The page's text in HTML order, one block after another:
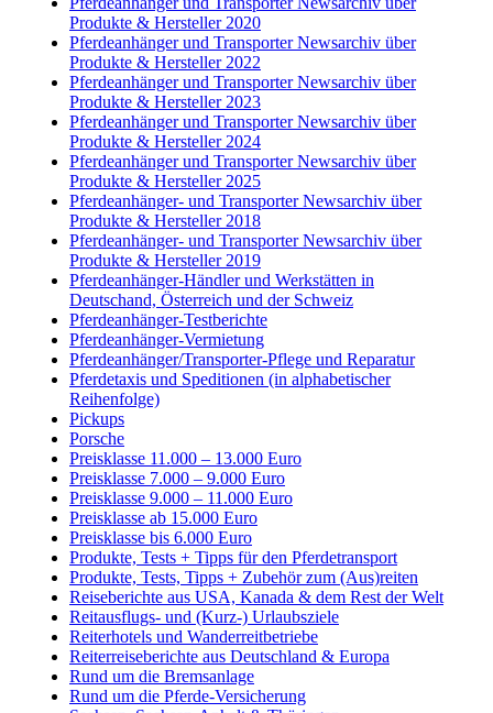
Produkte & Hersteller 2020
Pferdeanhänger und Transporter Newsarchiv über
Produkte & Hersteller 2022
Pferdeanhänger und Transporter Newsarchiv über
Produkte & Hersteller 2023
Pferdeanhänger und Transporter Newsarchiv über
Produkte & Hersteller 2024
Pferdeanhänger und Transporter Newsarchiv über
Produkte & Hersteller 2025
Pferdeanhänger- und Transporter Newsarchiv über
Produkte & Hersteller 2018
Pferdeanhänger- und Transporter Newsarchiv über
Produkte & Hersteller 2019
Pferdeanhänger-Händler und Werkstätten in
Deutschand, Österreich und der Schweiz
Pferdeanhänger-Testberichte
Pferdeanhänger-Vermietung
Pferdeanhänger/Transporter-Pflege und Reparatur
Pferdetaxis und Speditionen (in alphabetischer
Reihenfolge)
Pickups
Porsche
Preisklasse 11.000 – 13.000 Euro
Preisklasse 7.000 – 9.000 Euro
Preisklasse 9.000 – 11.000 Euro
Preisklasse ab 15.000 Euro
Preisklasse bis 6.000 Euro
Produkte, Tests + Tipps für den Pferdetransport
Produkte, Tests, Tipps + Zubehör zum (Aus)reiten
Reiseberichte aus USA, Kanada & dem Rest der Welt
Reitausflugs- und (Kurz-) Urlaubsziele
Reiterhotels und Wanderreitbetriebe
Reiterreiseberichte aus Deutschland & Europa
Rund um die Bremsanlage
Rund um die Pferde-Versicherung